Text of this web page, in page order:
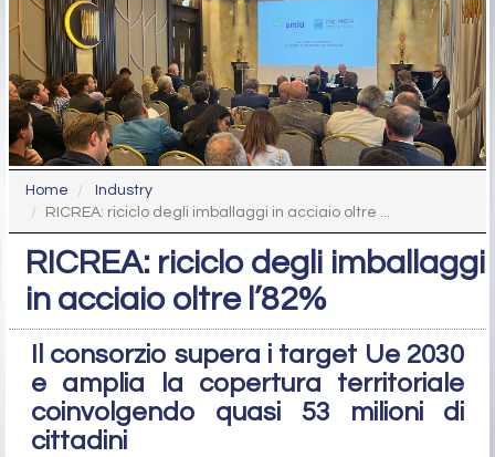
Home
Industry
RICREA: riciclo degli imballaggi in acciaio oltre ...
RICREA: riciclo degli imballaggi
in acciaio oltre l’82%
Il consorzio supera i target Ue 2030
e amplia la copertura territoriale
coinvolgendo quasi 53 milioni di
cittadini